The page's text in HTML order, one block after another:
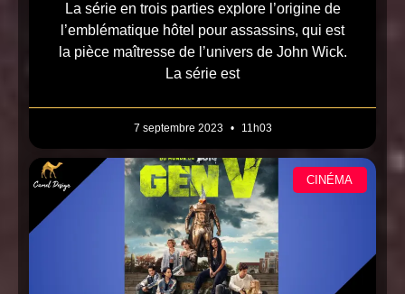
La série en trois parties explore l’origine de
l’emblématique hôtel pour assassins, qui est
la pièce maîtresse de l’univers de John Wick.
La série est
7 septembre 2023 11h03
CINÉMA